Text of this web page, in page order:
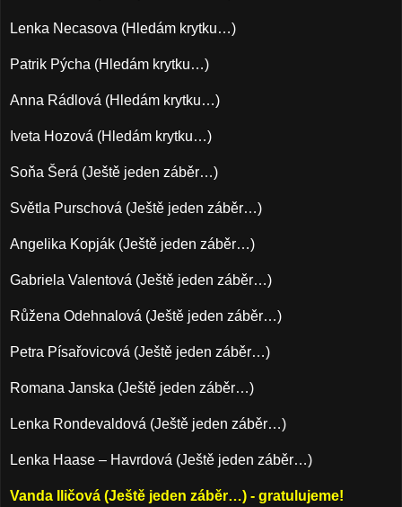
Lenka Necasova (Hledám krytku…)
Patrik Pýcha (Hledám krytku…)
Anna Rádlová (Hledám krytku…)
Iveta Hozová (Hledám krytku…)
Soňa Šerá (Ještě jeden záběr…)
Světla Purschová (Ještě jeden záběr…)
Angelika Kopják (Ještě jeden záběr…)
Gabriela Valentová (Ještě jeden záběr…)
Růžena Odehnalová (Ještě jeden záběr…)
Petra Písařovicová (Ještě jeden záběr…)
Romana Janska (Ještě jeden záběr…)
Lenka Rondevaldová (Ještě jeden záběr…)
Lenka Haase – Havrdová (Ještě jeden záběr…)
Vanda Iličová (Ještě jeden záběr…) - gratulujeme!